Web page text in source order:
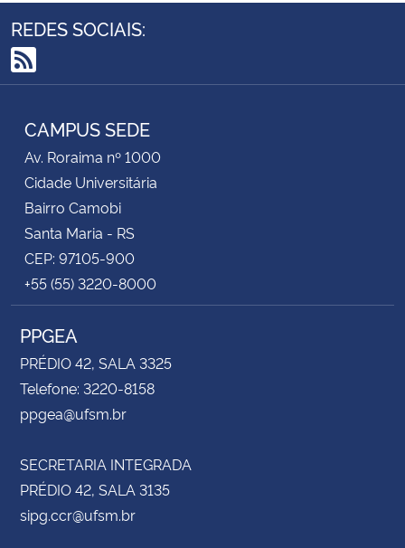
REDES SOCIAIS:
RSS
CAMPUS SEDE
Av. Roraima nº 1000
Cidade Universitária
Bairro Camobi
Santa Maria - RS
CEP: 97105-900
+55 (55) 3220-8000
PPGEA
PRÉDIO 42, SALA 3325
Telefone: 3220-8158
ppgea@ufsm.br
SECRETARIA INTEGRADA
PRÉDIO 42, SALA 3135
sipg.ccr@ufsm.br